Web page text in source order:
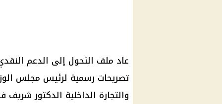
عاد ملف التحول إلى الدعم
تصريحات رسمية لرئيس مجلس
والتجارة الداخلية الدكتور